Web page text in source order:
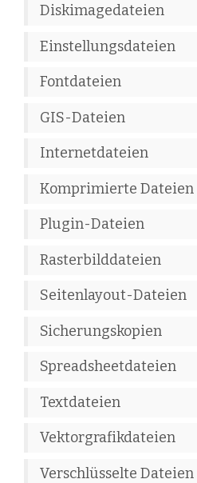
Diskimagedateien
Einstellungsdateien
Fontdateien
GIS-Dateien
Internetdateien
Komprimierte Dateien
Plugin-Dateien
Rasterbilddateien
Seitenlayout-Dateien
Sicherungskopien
Spreadsheetdateien
Textdateien
Vektorgrafikdateien
Verschlüsselte Dateien